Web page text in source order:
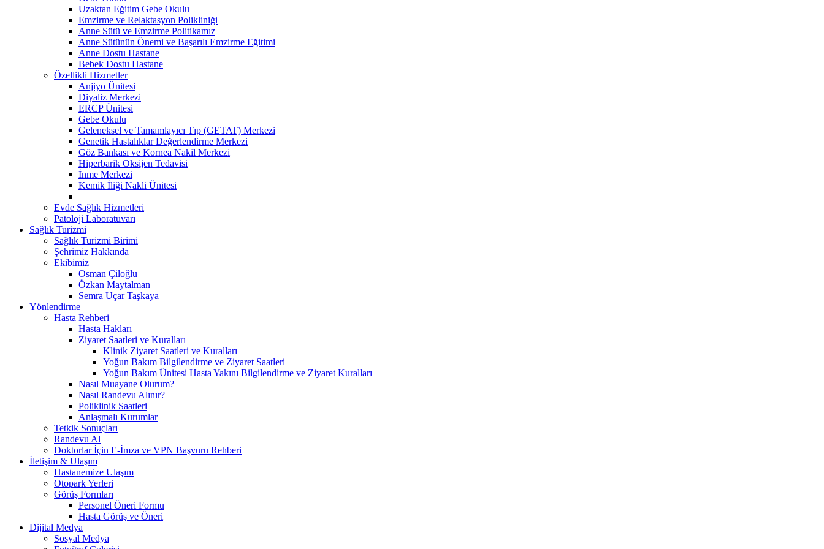
Uzaktan Eğitim Gebe Okulu
Emzirme ve Relaktasyon Polikliniği
Anne Sütü ve Emzirme Politikamız
Anne Sütünün Önemi ve Başarılı Emzirme Eğitimi
Anne Dostu Hastane
Bebek Dostu Hastane
Özellikli Hizmetler
Anjiyo Ünitesi
Diyaliz Merkezi
ERCP Ünitesi
Gebe Okulu
Geleneksel ve Tamamlayıcı Tıp (GETAT) Merkezi
Genetik Hastalıklar Değerlendirme Merkezi
Göz Bankası ve Kornea Nakil Merkezi
Hiperbarik Oksijen Tedavisi
İnme Merkezi
Kemik İliği Nakli Ünitesi
Evde Sağlık Hizmetleri
Patoloji Laboratuvarı
Sağlık Turizmi
Sağlık Turizmi Birimi
Şehrimiz Hakkında
Ekibimiz
Osman Çiloğlu
Özkan Maytalman
Semra Uçar Taşkaya
Yönlendirme
Hasta Rehberi
Hasta Hakları
Ziyaret Saatleri ve Kuralları
Klinik Ziyaret Saatleri ve Kuralları
Yoğun Bakım Bilgilendirme ve Ziyaret Saatleri
Yoğun Bakım Ünitesi Hasta Yakını Bilgilendirme ve Ziyaret Kuralları
Nasıl Muayane Olurum?
Nasıl Randevu Alınır?
Poliklinik Saatleri
Anlaşmalı Kurumlar
Tetkik Sonuçları
Randevu Al
Doktorlar İçin E-İmza ve VPN Başvuru Rehberi
İletişim & Ulaşım
Hastanemize Ulaşım
Otopark Yerleri
Görüş Formları
Personel Öneri Formu
Hasta Görüş ve Öneri
Dijital Medya
Sosyal Medya